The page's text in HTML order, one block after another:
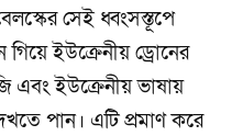
সেই ধ্বংসস্তূপে
গিয়ে ইউক্রেনীয় ড্রোনের
এবং ইউক্রেনীয় ভাষায়
পান। এটি প্রমাণ করে